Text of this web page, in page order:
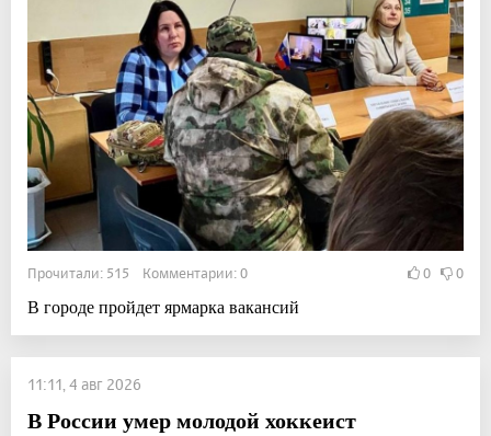
Прочитали: 515 Комментарии: 0 0 0
В городе пройдет ярмарка вакансий
11:11, 4 авг 2026
В России умер молодой хоккеист